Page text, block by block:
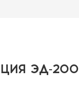
ЭД-200